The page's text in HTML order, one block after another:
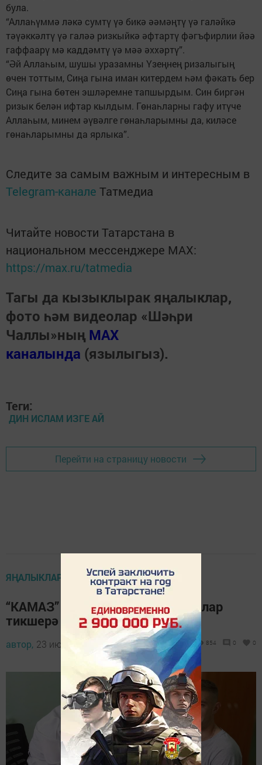
була.
“Аллаһүммә ләкә сумтү үә бикә әәмәңтү үә галәйкә
тәүәккәлтү үә галәә ризкыйкә әфтартү фәгъфирлии йәә
гаффаарү мә каддәмтү үә мәә әххәртү”.
“Әй Аллаһым, шушы уразамны Үзеңнең ризалыгың
өчен тоттым, Сиңа гына иман китердем һәм фәкать бер
Сиңа гына бөтен эшләремне тапшырдым. Син биргән
ризык белән ифтар кылдым. Гөнаһларны гафу итүче
Аллаһым, минем әүвәлге гөнаһларымны да, киләсе
гөнаһларымны да ярлыка”.
Следите за самым важным и интересным в
Telegram-канале Татмедиа
Читайте новости Татарстана в
национальном мессенджере MАХ:
https://max.ru/tatmedia
Тагы да кызыклырак яңалыклар,
фото һәм видеолар «Шәһри
Чаллы»ның MAX
каналында (язылыгыз).
Теги:
ДИН ИСЛАМ ИЗГЕ АЙ
Перейти на страницу новости
ЯҢАЛЫКЛАР ТАСМАСЫ
“КАМАЗ” футболчыларын табиблар
тикшерә
автор, 23 июнь 2023 - 09:43 854 0 0